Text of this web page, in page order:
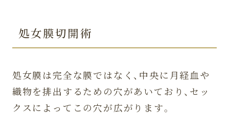
処女膜切開術
処女膜は完全な膜ではなく、中央に月経血や
織物を排出するための穴があいており、セッ
クスによってこの穴が広がります。